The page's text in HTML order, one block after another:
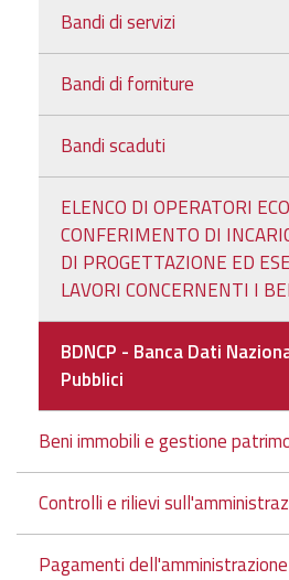
Bandi di servizi
Bandi di forniture
Bandi scaduti
ELENCO DI OPERATORI
CONFERIMENTO DI
DI PROGETTAZIONE ED
LAVORI CONCERNENTI I
BDNCP - Banca Dati
Pubblici
Beni immobili e gestione
Controlli e rilievi
Pagamenti dell'amministrazione